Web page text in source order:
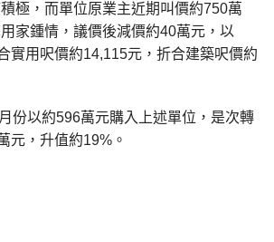
極，而單位原業主近期叫價約750萬
家鍾情，議價後減價約40萬元，以
實用呎價約14,115元，折合建築呎價約
份以約596萬元購入上述單位，是次轉
元，升值約19%。